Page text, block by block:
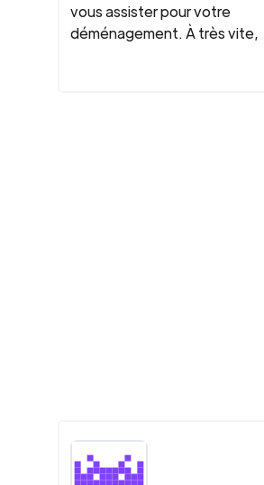
vous assister pour votre
déménagement. À très vite,